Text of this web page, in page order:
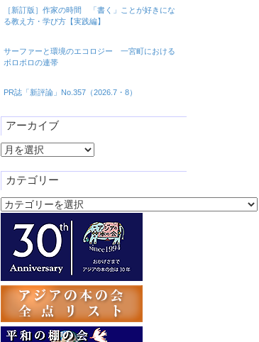
［新訂版］作家の時間 「書く」ことが好きにな
る教え方・学び方【実践編】
サーファーと環境のエコロジー 一宮町における
ボロボロの連帯
PR誌「新評論」No.357（2026.7・8）
アーカイブ
ア
カ
イ
ブ
カテゴリー
カ